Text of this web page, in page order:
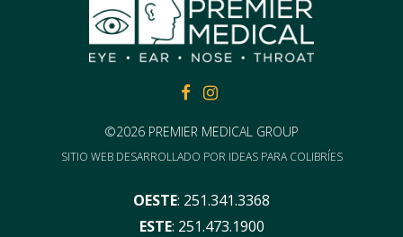
FACEBOOKFACEBOOK
©2026 PREMIER MEDICAL GROUP
SITIO WEB DESARROLLADO POR IDEAS PARA COLIBRÍES
OESTE: 251.341.3368
ESTE: 251.473.1900